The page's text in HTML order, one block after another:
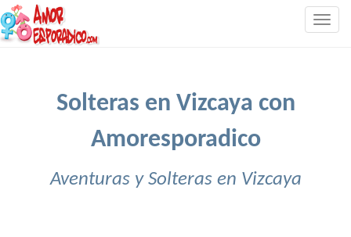
Solteras en Vizcaya con
Amoresporadico
Aventuras y Solteras en Vizcaya